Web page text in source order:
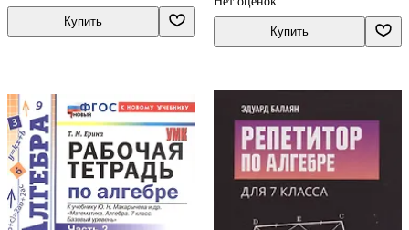
Купить
"Математика. Алгебра. 7
класс. Базовый уровень".
ФГОС НОВЫЙ (к новому
Купить